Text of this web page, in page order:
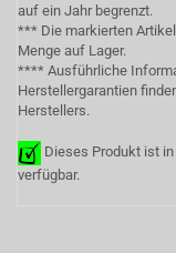
auf ein Jahr begrenzt.
*** Die markierten
Menge auf Lager.
**** Ausführliche
Herstellergarantien
Herstellers.
Dieses Produkt ist
verfügbar.